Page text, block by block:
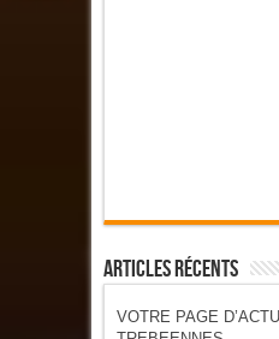
Articles Récents
VOTRE PAGE